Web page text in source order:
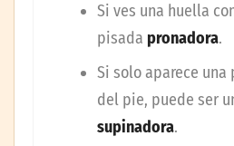
Si ves una huella
pisada pronadora.
Si solo aparece
del pie, puede ser
supinadora.